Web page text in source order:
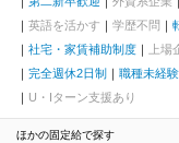
英語を活かす
学歴不問
社宅・家賃補助制度
上場
完全週休2日制
職種未経
U・Iターン支援あり
ほかの固定給で探す